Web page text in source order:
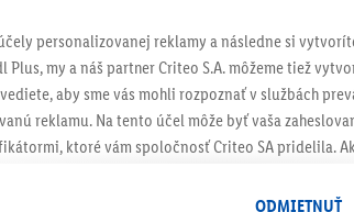
personalizovanej reklamy a následne si
Plus, my a náš partner Criteo S.A. môžeme tiež
aby sme vás mohli rozpoznať v službách
reklamu. Na tento účel môže byť vaša
ktoré vám spoločnosť Criteo SA pridelila.
jeho zakúpením), sa môžu zobrazovať aj na
ODMIETNUŤ